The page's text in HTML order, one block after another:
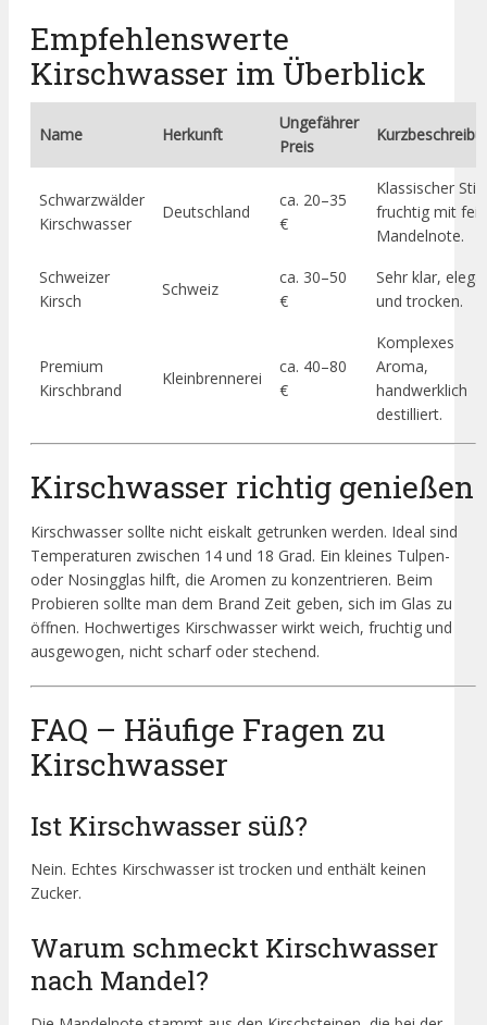
Empfehlenswerte
Kirschwasser im Überblick
Name Herkunft
Ungefährer
Preis
Schwarzwälder
Kirschwasser
Deutschland
ca. 20–35
€
Klassischer Stil,
fruchtig mit
Mandelnote.
Schweizer
Kirsch
Schweiz
ca. 30–50
€
Sehr klar,
und trocken.
Premium
Kirschbrand
Kleinbrennerei
ca. 40–80
€
Komplexes
Aroma,
handwerklich
destilliert.
Kirschwasser richtig genießen
Kirschwasser sollte nicht eiskalt getrunken werden. Ideal sind
Temperaturen zwischen 14 und 18 Grad. Ein kleines Tulpen-
oder Nosingglas hilft, die Aromen zu konzentrieren. Beim
Probieren sollte man dem Brand Zeit geben, sich im Glas zu
öffnen. Hochwertiges Kirschwasser wirkt weich, fruchtig und
ausgewogen, nicht scharf oder stechend.
FAQ – Häufige Fragen zu
Kirschwasser
Ist Kirschwasser süß?
Nein. Echtes Kirschwasser ist trocken und enthält keinen
Zucker.
Warum schmeckt Kirschwasser
nach Mandel?